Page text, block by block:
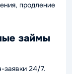
продление
займы
24/7.